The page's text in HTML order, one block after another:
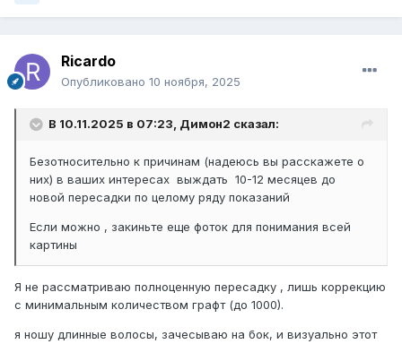
Ricardo
Опубликовано 10 ноября, 2025
В 10.11.2025 в 07:23, Димон2 сказал:
Безотносительно к причинам (надеюсь вы расскажете о
них) в ваших интересах выждать 10-12 месяцев до
новой пересадки по целому ряду показаний
Если можно , закиньте еще фоток для понимания всей
картины
Я не рассматриваю полноценную пересадку , лишь коррекцию
с минимальным количеством графт (до 1000).
я ношу длинные волосы, зачесываю на бок, и визуально этот